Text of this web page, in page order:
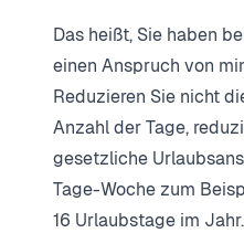
Das heißt, Sie haben
einen Anspruch von
Reduzieren Sie nicht
Anzahl der Tage,
gesetzliche
Tage-Woche zum
16 Urlaubstage im Jahr.